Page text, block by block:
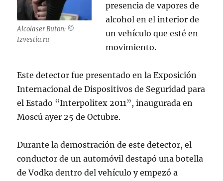
Alcolaser Buton: ©
Izvestia.ru
presencia de vapores de
alcohol en el interior de
un vehículo que esté en
movimiento.
Este detector fue presentado en la Exposición
Internacional de Dispositivos de Seguridad para
el Estado “Interpolitex 2011”, inaugurada en
Moscú ayer 25 de Octubre.
Durante la demostración de este detector, el
conductor de un automóvil destapó una botella
de Vodka dentro del vehículo y empezó a